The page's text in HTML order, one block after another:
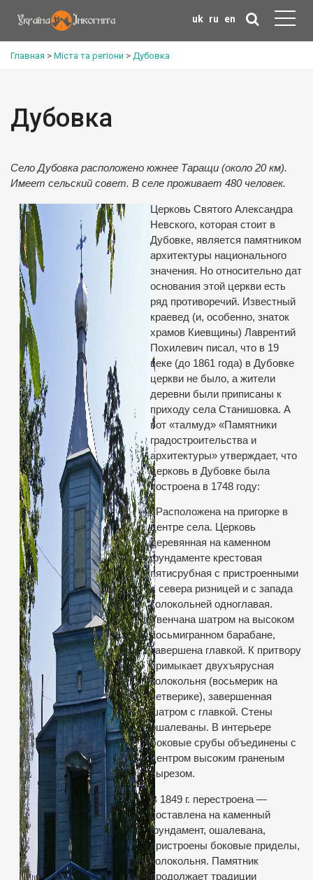
uk ru en
Главная > Міста та регіони > Дубовка
Дубовка
Село Дубовка расположено южнее Таращи (около 20 км).
Имеет сельский совет. В селе проживает 480 человек.
Церковь Святого Александра
Невского, которая стоит в
Дубовке, является памятником
архитектуры национального
значения. Но относительно дат
основания этой церкви есть
ряд противоречий. Известный
краевед (и, особенно, знаток
храмов Киевщины) Лаврентий
Похилевич писал, что в 19
веке (до 1861 года) в Дубовке
церкви не было, а жители
деревни были приписаны к
приходу села Станишовка. А
вот «талмуд» «Памятники
градостроительства и
архитектуры» утверждает, что
церковь в Дубовке была
построена в 1748 году:
«Расположена на пригорке в
центре села. Церковь
деревянная на каменном
фундаменте крестовая
пятисрубная с пристроенными
с севера ризницей и с запада
колокольней одноглавая.
Увенчана шатром на высоком
восьмигранном барабане,
завершена главкой. К притвору
примыкает двухъярусная
колокольня (восьмерик на
четверике), завершенная
шатром с главкой. Стены
ошалеваны. В интерьере
боковые срубы объединены с
центром высоким граненым
вырезом.
В 1849 г. перестроена —
поставлена на каменный
фундамент, ошалевана,
пристроены боковые приделы,
колокольня. Памятник
продолжает традиции